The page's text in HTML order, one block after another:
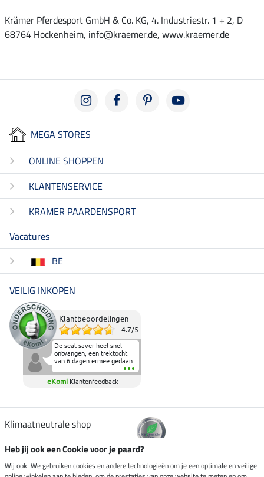
Krämer Pferdesport GmbH & Co. KG, 4. Industriestr. 1 + 2, D
68764 Hockenheim, info@kraemer.de, www.kraemer.de
MEGA STORES
ONLINE SHOPPEN
KLANTENSERVICE
KRAMER PAARDENSPORT
Vacatures
BE
VEILIG INKOPEN
Klantbeoordelingen
4.7/5
De seat saver heel snel
ontvangen, een trektocht
van 6 dagen ermee gedaan
en deze heeft de beproeving
fantastisch doorstaan.
Heerlijk zacht om op te
elkaar in het zadel.
eKomi Klantenfeedback
Klimaatneutrale shop
Verzending per
Heb jij ook een Cookie voor je paard?
Wij ook! We gebruiken cookies en andere technologieën om je een optimale en veilige